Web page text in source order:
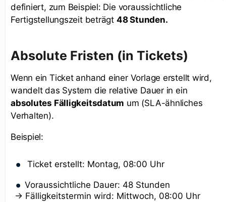
definiert, zum Beispiel: Die voraussichtliche
Fertigstellungszeit beträgt 48 Stunden.
Absolute Fristen (in Tickets)
Wenn ein Ticket anhand einer Vorlage erstellt wird,
wandelt das System die relative Dauer in ein
absolutes Fälligkeitsdatum um (SLA-ähnliches
Verhalten).
Beispiel:
Ticket erstellt: Montag, 08:00 Uhr
Voraussichtliche Dauer: 48 Stunden
→ Fälligkeitstermin wird: Mittwoch, 08:00 Uhr